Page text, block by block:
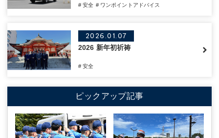
# 安全 # ワンポイントアドバイス
2026.01.07
2026 新年初祈祷
# 安全
ピックアップ記事